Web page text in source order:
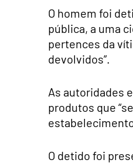
O homem foi
pública, a uma
pertences da
devolvidos”.
As autoridades
produtos que
O detido foi